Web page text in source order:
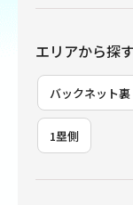
エリアから探す
バックネット裏
1塁側